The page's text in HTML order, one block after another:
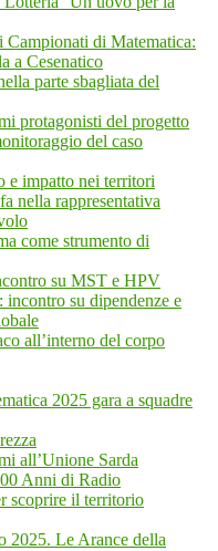
Campionati di Matematica:
a Cesenatico
parte sbagliata del
protagonisti del progetto
del caso
e impatto nei territori
nella rappresentativa
come strumento di
su MST e HPV
incontro su dipendenze e
all’interno del corpo
2025 gara a squadre
all’Unione Sarda
Anni di Radio
scoprire il territorio
2025. Le Arance della